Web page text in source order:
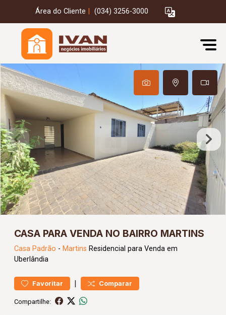
Área do Cliente (034) 3256-3000
CASA PARA VENDA NO BAIRRO MARTINS
Casa Padrão - Martins Residencial para Venda em
Uberlândia
Favoritar | Comparar
Compartilhe: